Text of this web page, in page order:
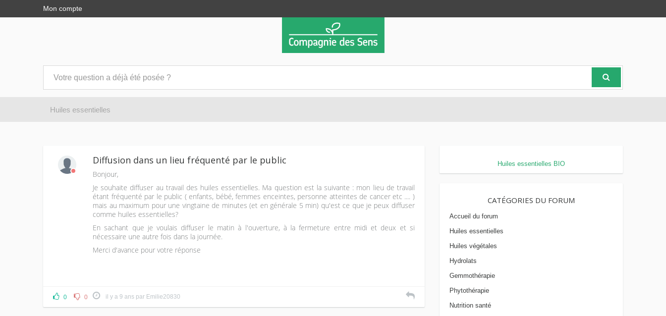
Mon compte
Huiles essentielles
Diffusion dans un lieu fréquenté par le public
Bonjour,
Je souhaite diffuser au travail des huiles essentielles. Ma question est la suivante : mon lieu de travail
étant fréquenté par le public ( enfants, bébé, femmes enceintes, personne atteintes de cancer etc .... )
mais au maximum pour une vingtaine de minutes (et en générale 5 min) qu'est ce que je peux diffuser
comme huiles essentielles?
En sachant que je voulais diffuser le matin à l'ouverture, à la fermeture entre midi et deux et si
nécessaire une autre fois dans la journée.
Merci d'avance pour votre réponse
0 0 il y a 9 ans par Emilie20830
Huiles essentielles BIO
CATÉGORIES DU FORUM
Accueil du forum
Huiles essentielles
Huiles végétales
Hydrolats
Gemmothérapie
Phytothérapie
Nutrition santé